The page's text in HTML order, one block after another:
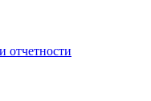
отчетности